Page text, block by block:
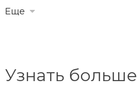
Еще
Узнать больше